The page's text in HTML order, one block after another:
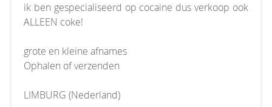
ik ben gespecialiseerd op cocaine dus verkoop ook
ALLEEN coke!
grote en kleine afnames
Ophalen of verzenden
LIMBURG (Nederland)